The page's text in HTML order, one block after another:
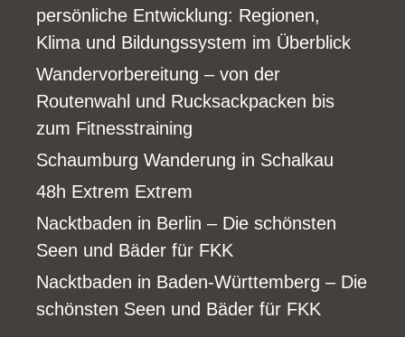
persönliche Entwicklung: Regionen,
Klima und Bildungssystem im Überblick
Wandervorbereitung – von der
Routenwahl und Rucksackpacken bis
zum Fitnesstraining
Schaumburg Wanderung in Schalkau
48h Extrem Extrem
Nacktbaden in Berlin – Die schönsten
Seen und Bäder für FKK
Nacktbaden in Baden-Württemberg – Die
schönsten Seen und Bäder für FKK